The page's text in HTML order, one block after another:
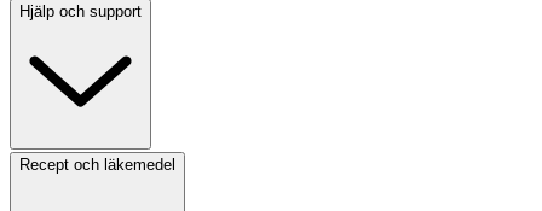
Hjälp och support
Recept och läkemedel